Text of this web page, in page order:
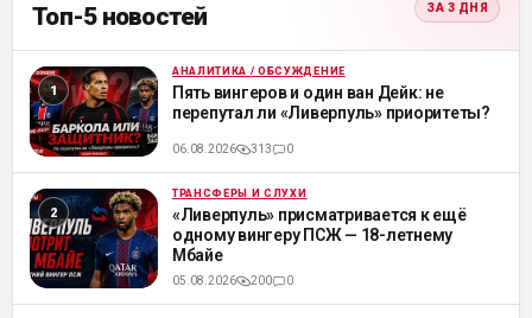
Топ-5 новостей ЗА 3 ДНЯ
ML АНАЛИТИКА / ОБСУЖДЕНИЕ
Пять вингеров и один ван Дейк: не
перепутал ли «Ливерпуль» приоритеты?
06.08.2026 313 0
ML ТРАНСФЕРЫ И СЛУХИ
«Ливерпуль» присматривается к ещё
одному вингеру ПСЖ — 18-летнему
Мбайе
05.08.2026 200 0